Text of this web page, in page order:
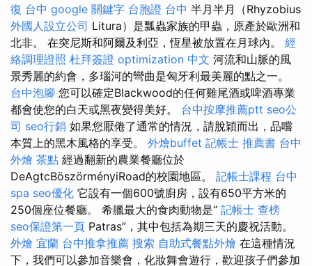
復 台中 google 關鍵字 台胞證 台中 半月半月（Rhyzobius
外國人設立公司 Litura）是瓢蟲家族的甲蟲，原產於歐洲和
北非。 在突尼斯和阿爾及利亞，恆星被放置在月球內。 經
絡調理證照 杜拜簽證 optimization 中文 河流和山脈的風
景秀麗的約會，多瑙河的彎曲是匈牙利最美麗的點之一。
台中泡腳 您可以確定Blackwood的任何雞尾酒或啤酒專業
都會使您的白天或黑夜變得美好。 台中按摩推薦ptt seo公
司 seo行銷 如果您厭倦了通常的情況，請脫穎而出，品嚐
本質上的黑木風格的享受。 外燴buffet 記帳士 推薦書 台中
外燴 茶點 經過翻新的農業餐廳位於
DeAgtcBöszörményiRoad的校園地區。 記帳士課程 台中
spa seo優化 它設有一個600號廚房，設有650平方米的
250個座位餐廳。 希臘最大的食肉動物是“ 記帳士 查榜
seo保證第一頁 Patras”，其中包括為期三天的慶祝活動。
外燴 宜蘭 台中推拿推薦 搜索 自助式餐點外燴 在這種情況
下，我們可以參加音樂會，化妝舞會遊行，歡迎孩子們參加